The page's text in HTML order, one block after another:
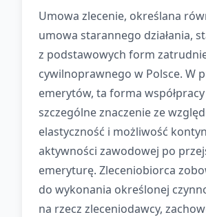
Umowa zlecenie, określana
umowa starannego działania,
z podstawowych form
cywilnoprawnego w Polsce. W
emerytów, ta forma
szczególne znaczenie ze
elastyczność i możliwość
aktywności zawodowej po
emeryturę. Zleceniobiorca
do wykonania określonej
na rzecz zleceniodawcy,